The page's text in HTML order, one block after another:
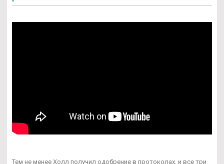
Тем не менее Холл получил одобрение в протоколах, и все три